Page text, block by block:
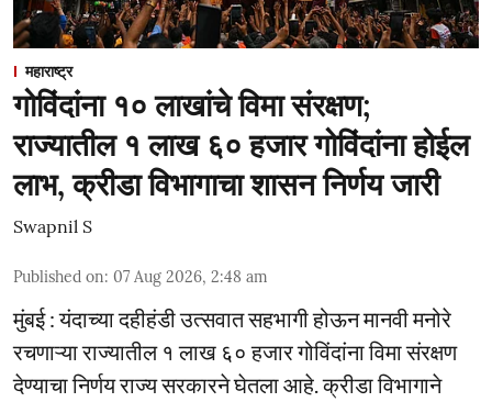
महाराष्ट्र
गोविंदांना १० लाखांचे विमा संरक्षण;
राज्यातील १ लाख ६० हजार गोविंदांना होईल
लाभ, क्रीडा विभागाचा शासन निर्णय जारी
Swapnil S
Published on: 07 Aug 2026, 2:48 am
मुंबई : यंदाच्या दहीहंडी उत्सवात सहभागी होऊन मानवी मनोरे
रचणाऱ्या राज्यातील १ लाख ६० हजार गोविंदांना विमा संरक्षण
देण्याचा निर्णय राज्य सरकारने घेतला आहे. क्रीडा विभागाने